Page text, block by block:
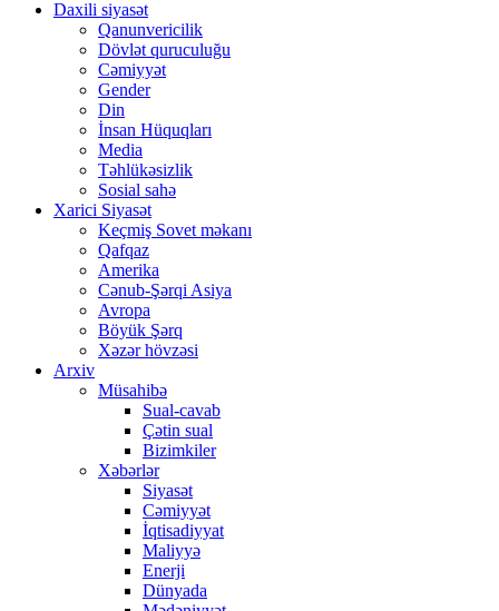
Daxili siyasət
Qanunvericilik
Dövlət quruculuğu
Cəmiyyət
Gender
Din
İnsan Hüquqları
Media
Təhlükəsizlik
Sosial sahə
Xarici Siyasət
Keçmiş Sovet məkanı
Qafqaz
Amerika
Cənub-Şərqi Asiya
Avropa
Böyük Şərq
Xəzər hövzəsi
Arxiv
Müsahibə
Sual-cavab
Çətin sual
Bizimkiler
Xəbərlər
Siyasət
Cəmiyyət
İqtisadiyyat
Maliyyə
Enerji
Dünyada